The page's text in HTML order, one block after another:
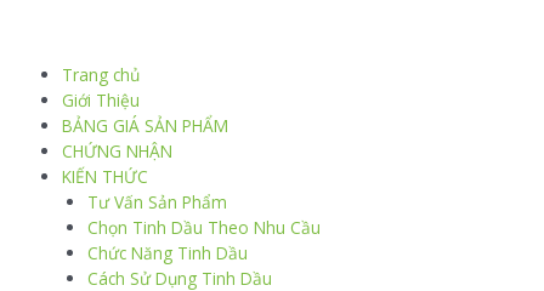
Trang chủ
Giới Thiệu
BẢNG GIÁ SẢN PHẨM
CHỨNG NHẬN
KIẾN THỨC
Tư Vấn Sản Phẩm
Chọn Tinh Dầu Theo Nhu Cầu
Chức Năng Tinh Dầu
Cách Sử Dụng Tinh Dầu